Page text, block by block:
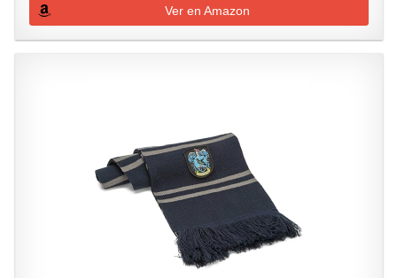
Ver en Amazon